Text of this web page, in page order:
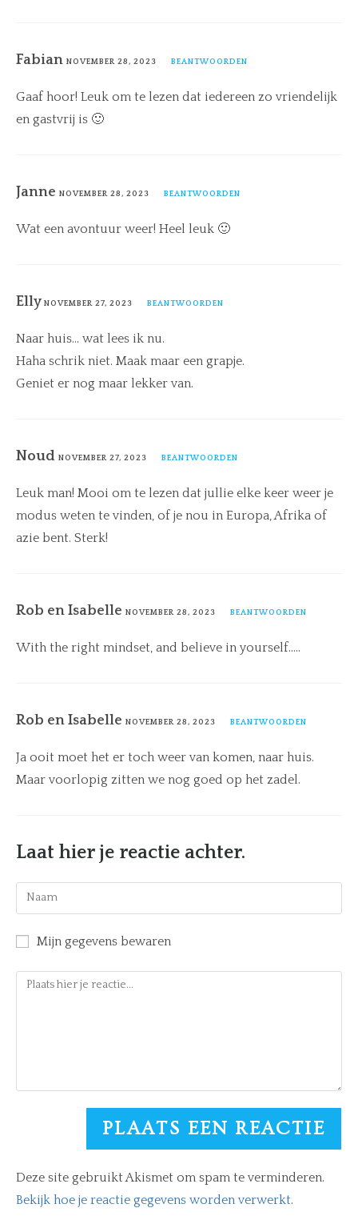
Fabian NOVEMBER 28, 2023 BEANTWOORDEN
Gaaf hoor! Leuk om te lezen dat iedereen zo vriendelijk
en gastvrij is 🙂
Janne NOVEMBER 28, 2023 BEANTWOORDEN
Wat een avontuur weer! Heel leuk 🙂
Elly NOVEMBER 27, 2023 BEANTWOORDEN
Naar huis… wat lees ik nu.
Haha schrik niet. Maak maar een grapje.
Geniet er nog maar lekker van.
Noud NOVEMBER 27, 2023 BEANTWOORDEN
Leuk man! Mooi om te lezen dat jullie elke keer weer je
modus weten te vinden, of je nou in Europa, Afrika of
azie bent. Sterk!
Rob en Isabelle NOVEMBER 28, 2023 BEANTWOORDEN
With the right mindset, and believe in yourself…..
Rob en Isabelle NOVEMBER 28, 2023 BEANTWOORDEN
Ja ooit moet het er toch weer van komen, naar huis.
Maar voorlopig zitten we nog goed op het zadel.
Laat hier je reactie achter.
Mijn gegevens bewaren
Deze site gebruikt Akismet om spam te verminderen.
Bekijk hoe je reactie gegevens worden verwerkt.